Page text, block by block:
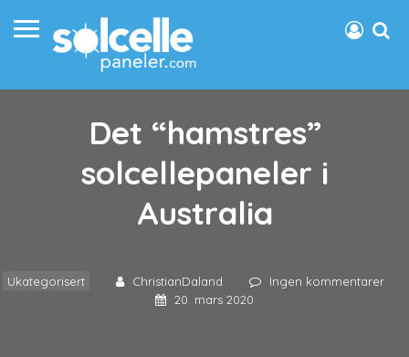
Det “hamstres”
solcellepaneler i
Australia
Ukategorisert ChristianDaland
Ingen kommentarer
20. mars 2020